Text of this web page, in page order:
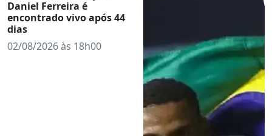
Daniel Ferreira é
encontrado vivo após 44
dias
02/08/2026 às 18h00